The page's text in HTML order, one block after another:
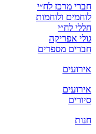
חברי מרכז לח״י
לוחמים ולוחמות
חללי לח״י
גולי אפריקה
חברים מספרים
אירועים
אירועים
סיורים
חנות